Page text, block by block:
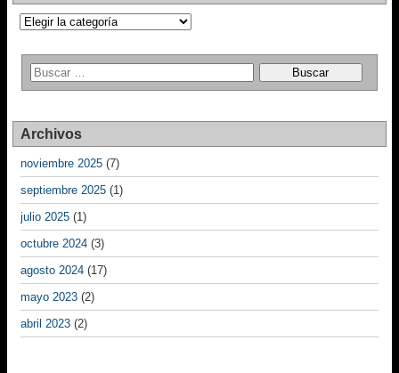
Categorías
Archivos
noviembre 2025 (7)
septiembre 2025 (1)
julio 2025 (1)
octubre 2024 (3)
agosto 2024 (17)
mayo 2023 (2)
abril 2023 (2)